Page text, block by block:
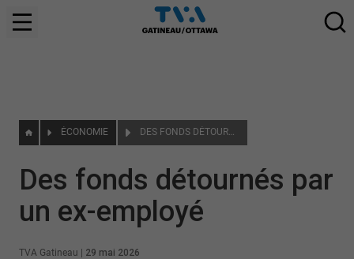
ÉCONOMIE DES FONDS DÉTOURNÉS PAR UN EX-EMPLOYÉ
Des fonds détournés par
un ex-employé
TVA Gatineau 29 mai 2026